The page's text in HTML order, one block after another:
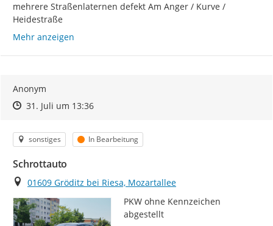
mehrere Straßenlaternen defekt Am Anger / Kurve /
Heidestraße
Mehr anzeigen
Anonym
Zeitpunkt des Erstellens
Zeitpunkt des Erstellens
31. Juli um 13:36Zur Äußerung
Kategorie
sonstiges Status
In Bearbeitung
Schrottauto
Ort
01609 Gröditz bei Riesa, Mozartallee
PKW ohne Kennzeichen
abgestellt